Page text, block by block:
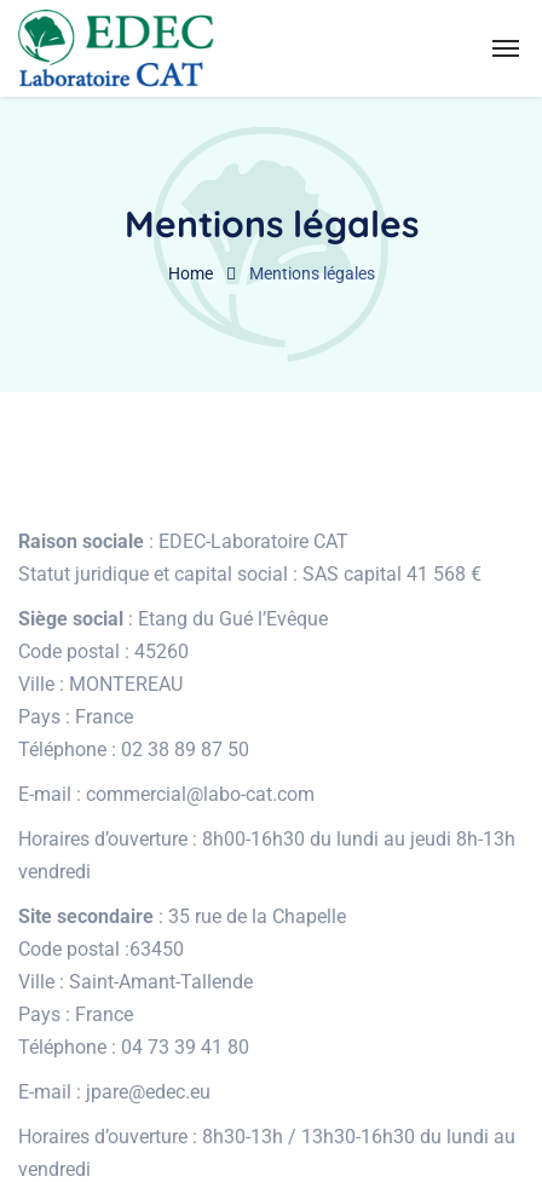
Mentions légales
Home Mentions légales
Raison sociale : EDEC-Laboratoire CAT
Statut juridique et capital social : SAS capital 41 568 €
Siège social : Etang du Gué l’Evêque
Code postal : 45260
Ville : MONTEREAU
Pays : France
Téléphone : 02 38 89 87 50
E-mail : commercial@labo-cat.com
Horaires d’ouverture : 8h00-16h30 du lundi au jeudi 8h-13h
vendredi
Site secondaire : 35 rue de la Chapelle
Code postal :63450
Ville : Saint-Amant-Tallende
Pays : France
Téléphone : 04 73 39 41 80
E-mail : jpare@edec.eu
Horaires d’ouverture : 8h30-13h / 13h30-16h30 du lundi au
vendredi